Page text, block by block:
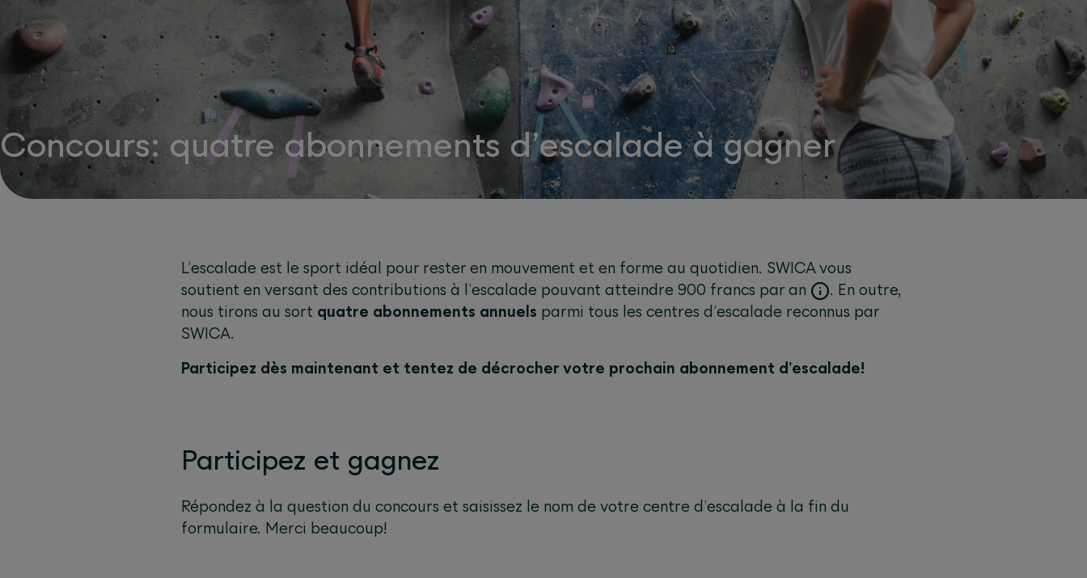
Concours: quatre abonnements d’escalade à gagner
L’escalade est le sport idéal pour rester en mouvement et en forme au quotidien. SWICA vous
soutient en versant des contributions à l’escalade pouvant atteindre 900 francs par an
. En outre,
nous tirons au sort quatre abonnements annuels parmi tous les centres d’escalade reconnus par
SWICA.
Participez dès maintenant et tentez de décrocher votre prochain abonnement d’escalade!
Participez et gagnez
Répondez à la question du concours et saisissez le nom de votre centre d’escalade à la fin du
formulaire. Merci beaucoup!